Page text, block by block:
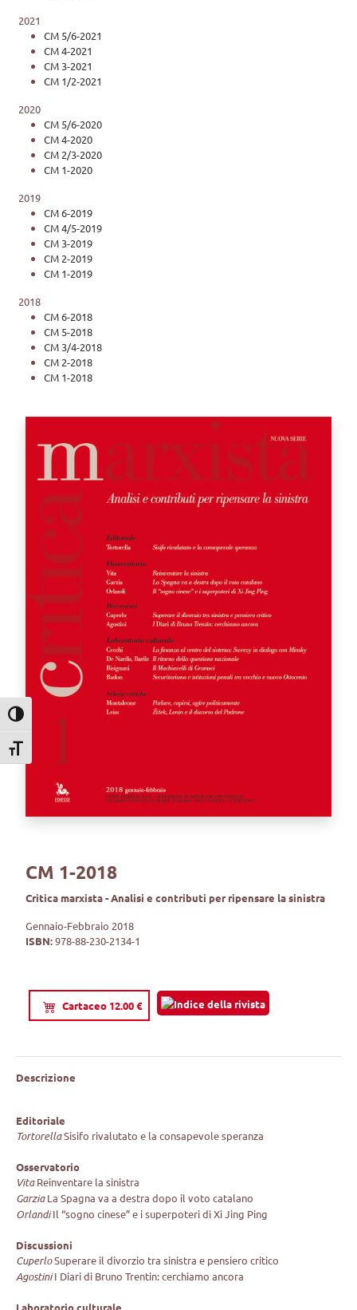
Attiva/disattiva alto contrasto
Attiva/disattiva dimensione testo
2021
CM 5/6-2021
CM 4-2021
CM 3-2021
CM 1/2-2021
2020
CM 5/6-2020
CM 4-2020
CM 2/3-2020
CM 1-2020
2019
CM 6-2019
CM 4/5-2019
CM 3-2019
CM 2-2019
CM 1-2019
2018
CM 6-2018
CM 5-2018
CM 3/4-2018
CM 2-2018
CM 1-2018
CM 1-2018
Critica marxista - Analisi e contributi per ripensare la sinistra
Gennaio-Febbraio 2018
ISBN:978-88-230-2134-1
Cartaceo 12.00 €
Descrizione
Editoriale
TortorellaSisifo rivalutato e la consapevole speranza
Osservatorio
VitaReinventare la sinistra
GarziaLa Spagna va a destra dopo il voto catalano
OrlandiIl “sogno cinese” e i superpoteri di Xi Jing Ping
Discussioni
CuperloSuperare il divorzio tra sinistra e pensiero critico
AgostiniI Diari di Bruno Trentin: cerchiamo ancora